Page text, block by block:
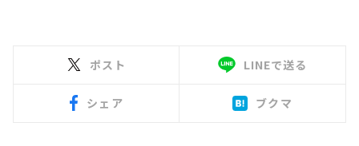
ポスト LINEで送る
シェア ブクマ